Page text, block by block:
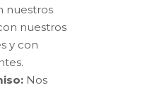
nuestros
nuestros
y con
Nos